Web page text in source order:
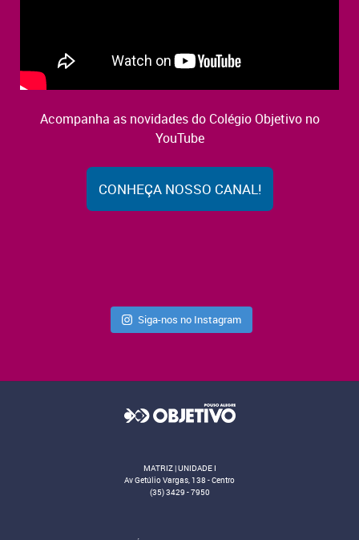
Acompanha as novidades do Colégio Objetivo no
YouTube
CONHEÇA NOSSO CANAL!
Siga-nos no Instagram
MATRIZ | UNIDADE I
Av Getúlio Vargas, 138 - Centro
(35) 3429 - 7950